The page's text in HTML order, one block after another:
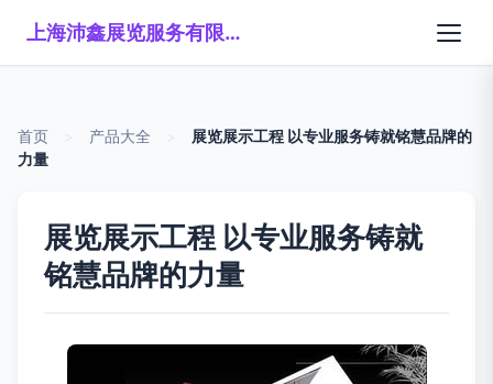
上海沛鑫展览服务有限公司
首页 产品大全
展览展示工程 以专业服务铸就铭慧品牌的
力量
展览展示工程 以专业服务铸就
铭慧品牌的力量